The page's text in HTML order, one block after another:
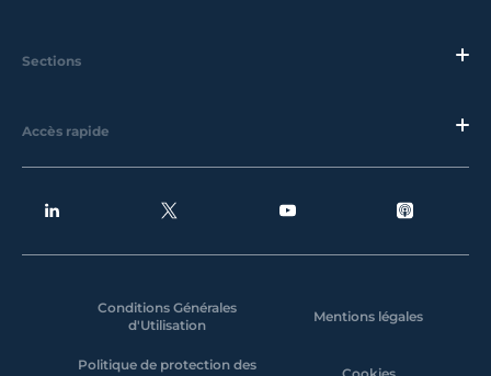
Sections
Accès rapide
Conditions Générales
d'Utilisation
Mentions légales
Politique de protection des